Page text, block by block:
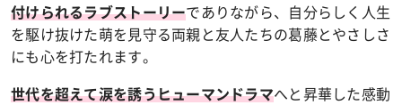
付けられるラブストーリーでありながら、自分らしく人生
を駆け抜けた萌を見守る両親と友人たちの葛藤とやさしさ
にも心を打たれます。
世代を超えて涙を誘うヒューマンドラマへと昇華した感動